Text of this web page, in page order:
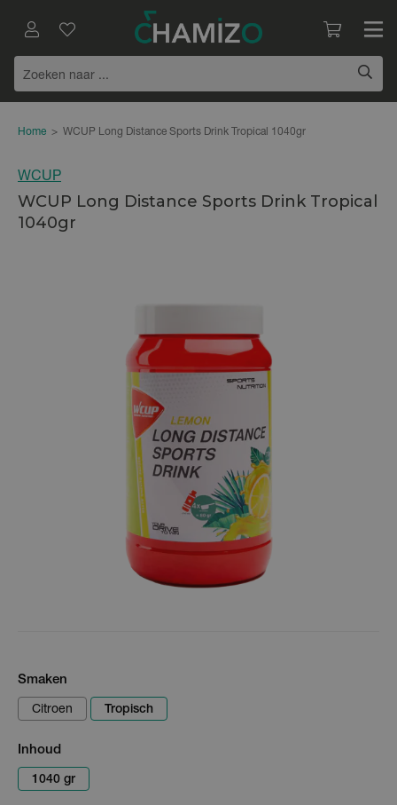
Home > WCUP Long Distance Sports Drink Tropical 1040gr
WCUP
WCUP Long Distance Sports Drink Tropical
1040gr
Smaken
Citroen Tropisch
Inhoud
1040 gr